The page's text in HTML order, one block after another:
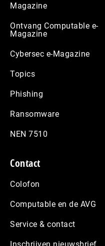
Magazine
Ontvang Computable e-
Magazine
Cybersec e-Magazine
Topics
Phishing
Ransomware
NEN 7510
Contact
Colofon
Computable en de AVG
Service & contact